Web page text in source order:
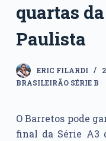
quartas
Paulista
ERIC FILARDI
BRASILEIRÃO SÉRIE B
O Barretos pode
final da Série A3